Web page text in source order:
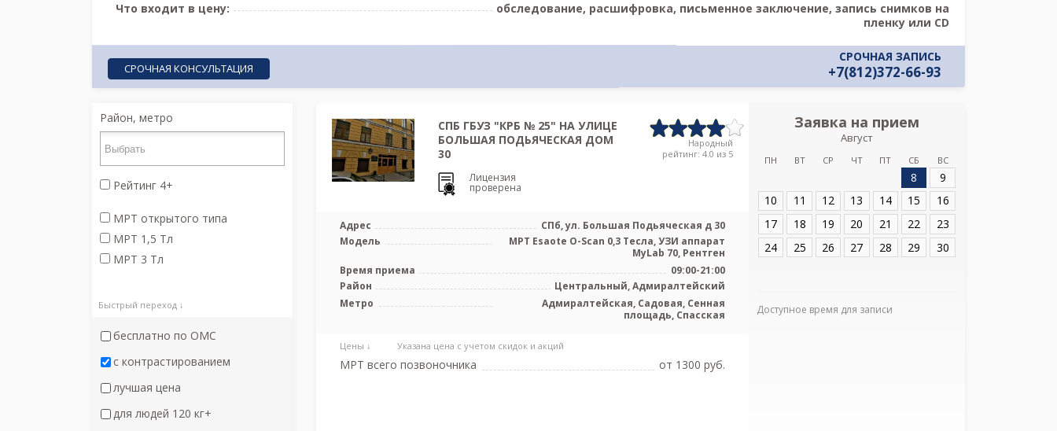
Что входит в цену:
обследование, расшифровка, письменное заключение, запись снимков на
пленку или CD
СРОЧНАЯ КОНСУЛЬТАЦИЯ
СРОЧНАЯ ЗАПИСЬ
+7(812)372-66-93
Район, метро
Рейтинг 4+
МРТ открытого типа
МРТ 1,5 Тл
МРТ 3 Тл
Быстрый переход ↓
бесплатно по ОМС
с контрастированием
лучшая цена
для людей 120 кг+
СПБ ГБУЗ "КРБ № 25" НА УЛИЦЕ
БОЛЬШАЯ ПОДЬЯЧЕСКАЯ ДОМ
30
Лицензия
проверена
Народный
рейтинг: 4.0 из 5
Адрес
СПб, ул. Большая Подьяческая д 30
Модель
МРТ Esaote O-Scan 0,3 Тесла, УЗИ аппарат
MyLab 70, Рентген
Время приема
09:00-21:00
Район
Центральный, Адмиралтейский
Метро
Адмиралтейская, Садовая, Сенная
площадь, Спасская
Цены ↓ Указана цена с учетом скидок и акций
МРТ всего позвоночника от 1300 pуб.
Заявка на прием
Август
ПН ВТ СР ЧТ ПТ СБ ВС
8
9
10
11 12 13 14 15
16
17
18 19 20 21 22
23
24
25 26 27 28 29 30
Доступное время для записи